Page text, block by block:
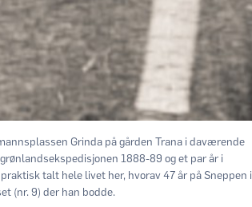
Grinda på gården Trana i daværende
1888-89 og et par år i
talt hele livet her, hvorav 47 år på Sneppen i
(nr. 9) der han bodde.